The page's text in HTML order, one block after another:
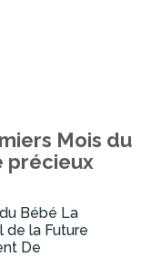
Mois du
précieux
Bébé La
de la Future
De